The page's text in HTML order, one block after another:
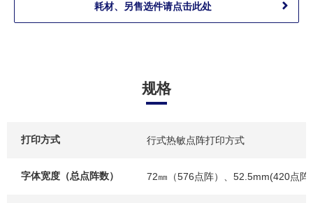
耗材、另售选件请点击此处
规格
打印方式 行式热敏点阵打印方式
字体宽度（总点阵数） 72㎜（576点阵）、52.5mm(420点阵)